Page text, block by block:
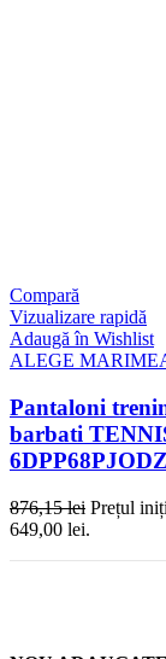
Compară
Vizualizare rapidă
Adaugă în Wishlist
ALEGE
Pantaloni
barbati
876,15lei Prețul
649,00 lei.